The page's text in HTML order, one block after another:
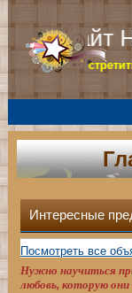
Сайт
рад встретить
Интересные
Посмотреть все
Нужно научиться
любовь, которую